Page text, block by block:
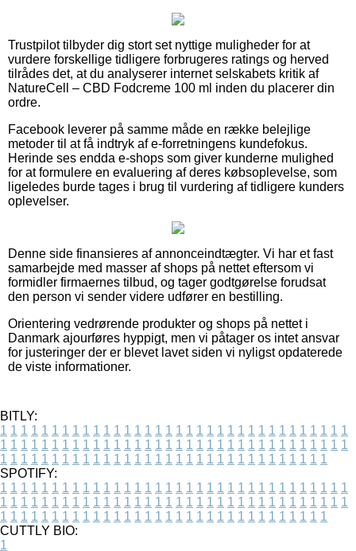
Trustpilot tilbyder dig stort set nyttige muligheder for at
vurdere forskellige tidligere forbrugeres ratings og herved
tilrådes det, at du analyserer internet selskabets kritik af
NatureCell – CBD Fodcreme 100 ml inden du placerer din
ordre.
Facebook leverer på samme måde en række belejlige
metoder til at få indtryk af e-forretningens kundefokus.
Herinde ses endda e-shops som giver kunderne mulighed
for at formulere en evaluering af deres købsoplevelse, som
ligeledes burde tages i brug til vurdering af tidligere kunders
oplevelser.
Denne side finansieres af annonceindtægter. Vi har et fast
samarbejde med masser af shops på nettet eftersom vi
formidler firmaernes tilbud, og tager godtgørelse forudsat
den person vi sender videre udfører en bestilling.
Orientering vedrørende produkter og shops på nettet i
Danmark ajourføres hyppigt, men vi påtager os intet ansvar
for justeringer der er blevet lavet siden vi nyligst opdaterede
de viste informationer.
BITLY:
1 1 1 1 1 1 1 1 1 1 1 1 1 1 1 1 1 1 1 1 1 1 1 1 1 1 1 1 1 1 1 1 1 1
1 1 1 1 1 1 1 1 1 1 1 1 1 1 1 1 1 1 1 1 1 1 1 1 1 1 1 1 1 1 1 1 1 1
1 1 1 1 1 1 1 1 1 1 1 1 1 1 1 1 1 1 1 1 1 1 1 1 1 1 1 1 1 1 1 1
SPOTIFY:
1 1 1 1 1 1 1 1 1 1 1 1 1 1 1 1 1 1 1 1 1 1 1 1 1 1 1 1 1 1 1 1 1 1
1 1 1 1 1 1 1 1 1 1 1 1 1 1 1 1 1 1 1 1 1 1 1 1 1 1 1 1 1 1 1 1 1 1
1 1 1 1 1 1 1 1 1 1 1 1 1 1 1 1 1 1 1 1 1 1 1 1 1 1 1 1 1 1 1 1
CUTTLY BIO:
1